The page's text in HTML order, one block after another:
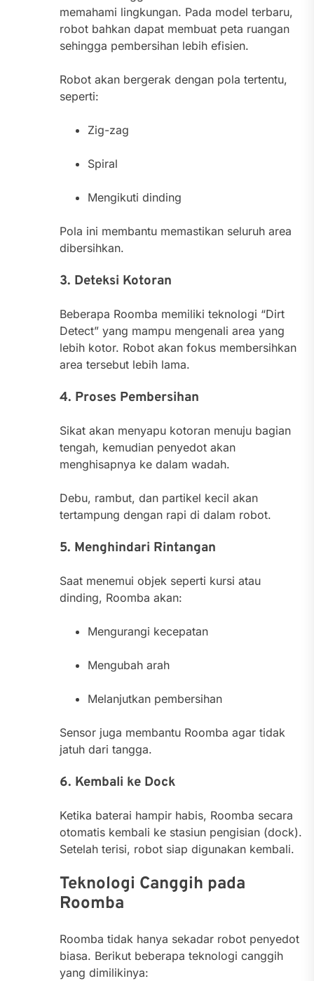
memahami lingkungan. Pada model terbaru,
robot bahkan dapat membuat peta ruangan
sehingga pembersihan lebih efisien.
Robot akan bergerak dengan pola tertentu,
seperti:
Zig-zag
Spiral
Mengikuti dinding
Pola ini membantu memastikan seluruh area
dibersihkan.
3. Deteksi Kotoran
Beberapa Roomba memiliki teknologi “Dirt
Detect” yang mampu mengenali area yang
lebih kotor. Robot akan fokus membersihkan
area tersebut lebih lama.
4. Proses Pembersihan
Sikat akan menyapu kotoran menuju bagian
tengah, kemudian penyedot akan
menghisapnya ke dalam wadah.
Debu, rambut, dan partikel kecil akan
tertampung dengan rapi di dalam robot.
5. Menghindari Rintangan
Saat menemui objek seperti kursi atau
dinding, Roomba akan:
Mengurangi kecepatan
Mengubah arah
Melanjutkan pembersihan
Sensor juga membantu Roomba agar tidak
jatuh dari tangga.
6. Kembali ke Dock
Ketika baterai hampir habis, Roomba secara
otomatis kembali ke stasiun pengisian (dock).
Setelah terisi, robot siap digunakan kembali.
Teknologi Canggih pada
Roomba
Roomba tidak hanya sekadar robot penyedot
biasa. Berikut beberapa teknologi canggih
yang dimilikinya: